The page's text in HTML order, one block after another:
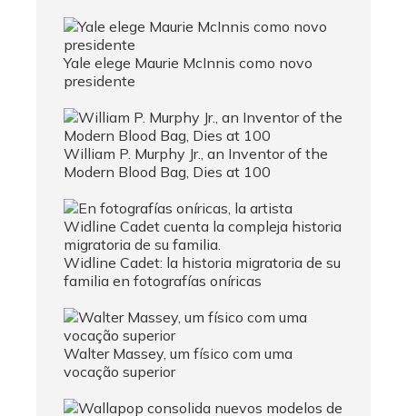
Yale elege Maurie McInnis como novo
presidente
William P. Murphy Jr., an Inventor of the
Modern Blood Bag, Dies at 100
Widline Cadet: la historia migratoria de su
familia en fotografías oníricas
Walter Massey, um físico com uma
vocação superior